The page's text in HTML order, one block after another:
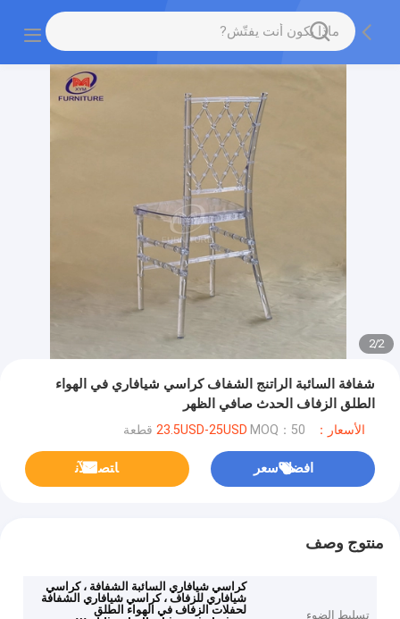
2
/
2
شفافة السائبة الراتنج الشفاف كراسي شيافاري في الهواء
الطلق الزفاف الحدث صافي الظهر
الأسعار：23.5USD-25USD MOQ：50 قطعة
افضل سعر ﺎﺘﺼﻟ ﺍﻶﻧ
منتوج وصف
تسليط الضوء
كراسي شيافاري السائبة الشفافة ، كراسي
شيافاري للزفاف ، كراسي شيافاري الشفافة
لحفلات الزفاف في الهواء الطلق